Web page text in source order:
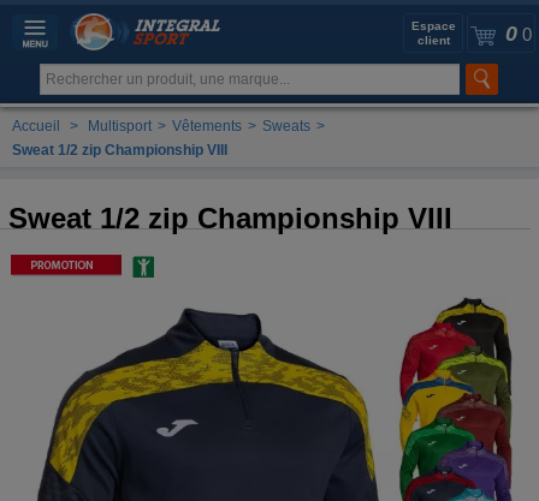
0 0
Espace
client
Accueil > Multisport > Vêtements > Sweats >
Sweat 1/2 zip Championship VIII
Sweat 1/2 zip Championship VIII